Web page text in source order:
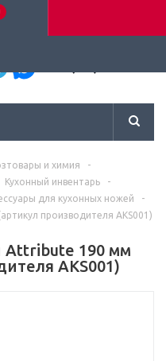
и химия
-
Кухонный инвентарь
-
для кухонных ножей
-
производителя AKS001)
Attribute 190 мм
AKS001)